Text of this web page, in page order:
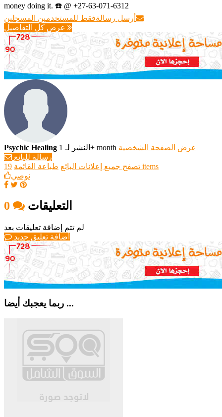
money doing it. ☎️ @ +27-63-071-6312
أرسل رسالةفقط للمستخدمين المسجلين
Psychic Healing النشر لـ 1+ month عرض الصفحة الشخصية
رسالة للبائع
تصفح جميع إعلانات البائع طباعة القائمة
19 items
نوصي
التعليقات
لم تتم إضافة تعليقات بعد
أضافة تعليق جديد
ربما يعجبك أيضا ...